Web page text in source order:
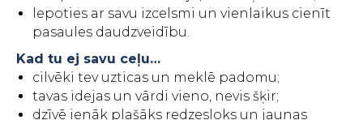
lepoties ar savu izcelsmi un vienlaikus cienīt
pasaules daudzveidību.
Kad tu ej savu ceļu…
cilvēki tev uzticas un meklē padomu;
tavas idejas un vārdi vieno, nevis šķir;
dzīvē ienāk plašāks redzesloks un jaunas